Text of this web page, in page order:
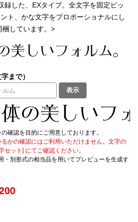
録した、EXタイプ。全文字を固定ピッ
ト、かな文字をプロポーショナルにし
梱しています。>
まで）
表示
確認を目的にご用意しております。
かの確認にはご利用いただけません。文字の
ット] にてご確認ください。
別形式の相当品を用いてプレビューを生成す